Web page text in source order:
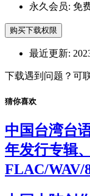
永久会员: 免
购买下载权限
最近更新:
下载遇到问题？可
猜你喜欢
中国台湾台
年发行专辑
FLAC/WAV/